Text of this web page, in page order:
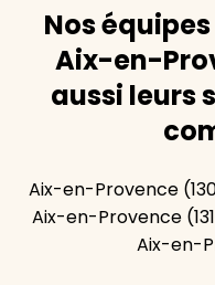
Nos équipes
Aix-en-
aussi leurs
Aix-en-Provence
Aix-en-Provence
Aix-en-